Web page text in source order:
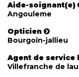
Aide-soignant(e)
Angouleme
Opticien
Bourgoin-jallieu
Agent de service
Villefranche de